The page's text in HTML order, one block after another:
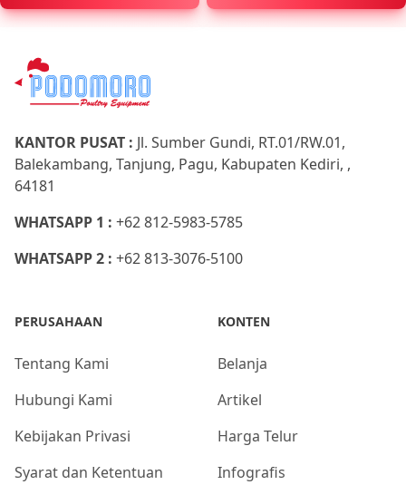
KANTOR PUSAT : Jl. Sumber Gundi, RT.01/RW.01,
Balekambang, Tanjung, Pagu, Kabupaten Kediri, ,
64181
WHATSAPP 1 : +62 812-5983-5785
WHATSAPP 2 : +62 813-3076-5100
PERUSAHAAN
Tentang Kami
Hubungi Kami
Kebijakan Privasi
Syarat dan Ketentuan
KONTEN
Belanja
Artikel
Harga Telur
Infografis